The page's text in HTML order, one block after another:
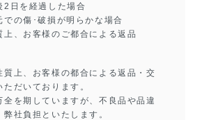
2日を経過した場合
での傷･破損が明らかな場合
上、お客様のご都合による返品
質上、お客様の都合による返品・交
だいております。
全を期していますが、不良品や品違
弊社負担といたします。